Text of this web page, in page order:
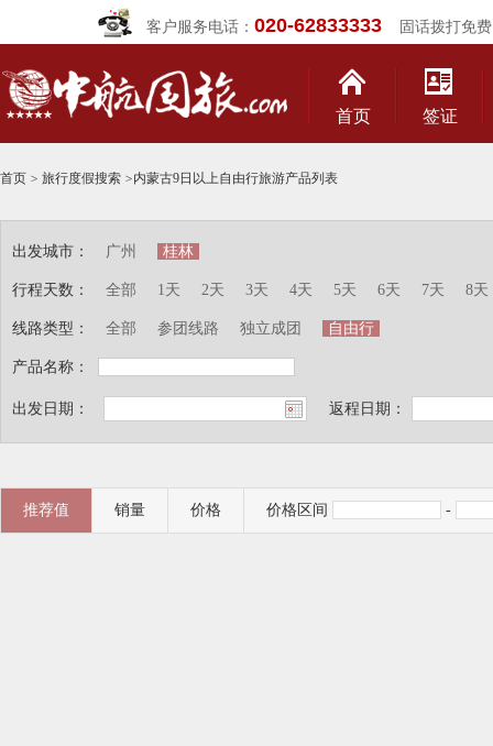
客户服务电话： 020-62833333固话拨打免费
首页 签证
首页 > 旅行度假搜索 >内蒙古9日以上自由行旅游产品列表
出发城市：
行程天数：
线路类型：
产品名称：
广州 桂林
全部 1天 2天 3天 4天 5天 6天 7天 8天
全部 参团线路 独立成团 自由行
出发日期： 返程日期：
推荐值 销量 价格 价格区间 -